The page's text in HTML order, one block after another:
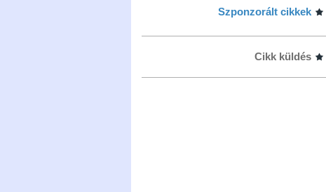
Szponzorált cikkek
Cikk küldés